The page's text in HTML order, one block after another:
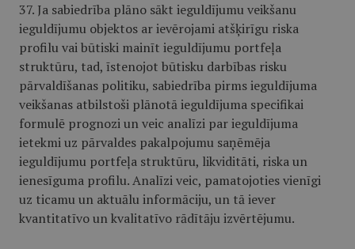
37. Ja sabiedrība plāno sākt ieguldījumu veikšanu
ieguldījumu objektos ar ievērojami atšķirīgu riska
profilu vai būtiski mainīt ieguldījumu portfeļa
struktūru, tad, īstenojot būtisku darbības risku
pārvaldīšanas politiku, sabiedrība pirms ieguldījuma
veikšanas atbilstoši plānotā ieguldījuma specifikai
formulē prognozi un veic analīzi par ieguldījuma
ietekmi uz pārvaldes pakalpojumu saņēmēja
ieguldījumu portfeļa struktūru, likviditāti, riska un
ienesīguma profilu. Analīzi veic, pamatojoties vienīgi
uz ticamu un aktuālu informāciju, un tā iever
kvantitatīvo un kvalitatīvo rādītāju izvērtējumu.